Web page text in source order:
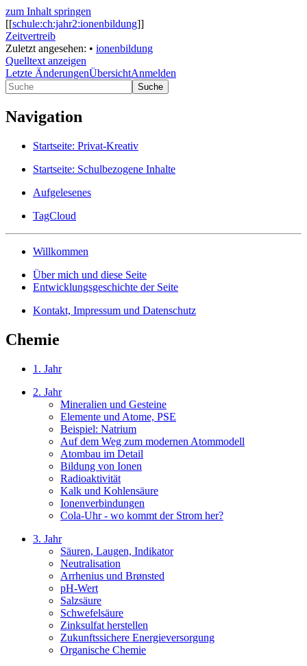
zum Inhalt springen
[[schule:ch:jahr2:ionenbildung]]
Zeitvertreib
Zuletzt angesehen: • ionenbildung
Quelltext anzeigen
Letzte ÄnderungenÜbersichtAnmelden
Suche
Navigation
Startseite: Privat-Kreativ
Startseite: Schulbezogene Inhalte
Aufgelesenes
TagCloud
Willkommen
Über mich und diese Seite
Entwicklungsgeschichte der Seite
Kontakt, Impressum und Datenschutz
Chemie
1. Jahr
2. Jahr
Mineralien und Gesteine
Elemente und Atome, PSE
Beispiel: Natrium
Auf dem Weg zum modernen Atommodell
Atombau im Detail
Bildung von Ionen
Radioaktivität
Kalk und Kohlensäure
Ionenverbindungen
Cola-Uhr - wo kommt der Strom her?
3. Jahr
Säuren, Laugen, Indikator
Neutralisation
Arrhenius und Brønsted
pH-Wert
Salzsäure
Schwefelsäure
Zinksulfat herstellen
Zukunftssichere Energieversorgung
Organische Chemie